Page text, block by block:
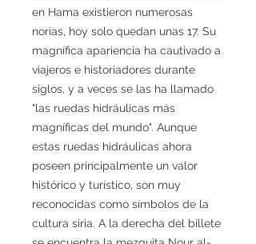
en Hama existieron numerosas
norias, hoy solo quedan unas 17. Su
magnífica apariencia ha cautivado a
viajeros e historiadores durante
siglos, y a veces se las ha llamado
"las ruedas hidráulicas más
magníficas del mundo". Aunque
estas ruedas hidráulicas ahora
poseen principalmente un valor
histórico y turístico, son muy
reconocidas como símbolos de la
cultura siria. A la derecha del billete